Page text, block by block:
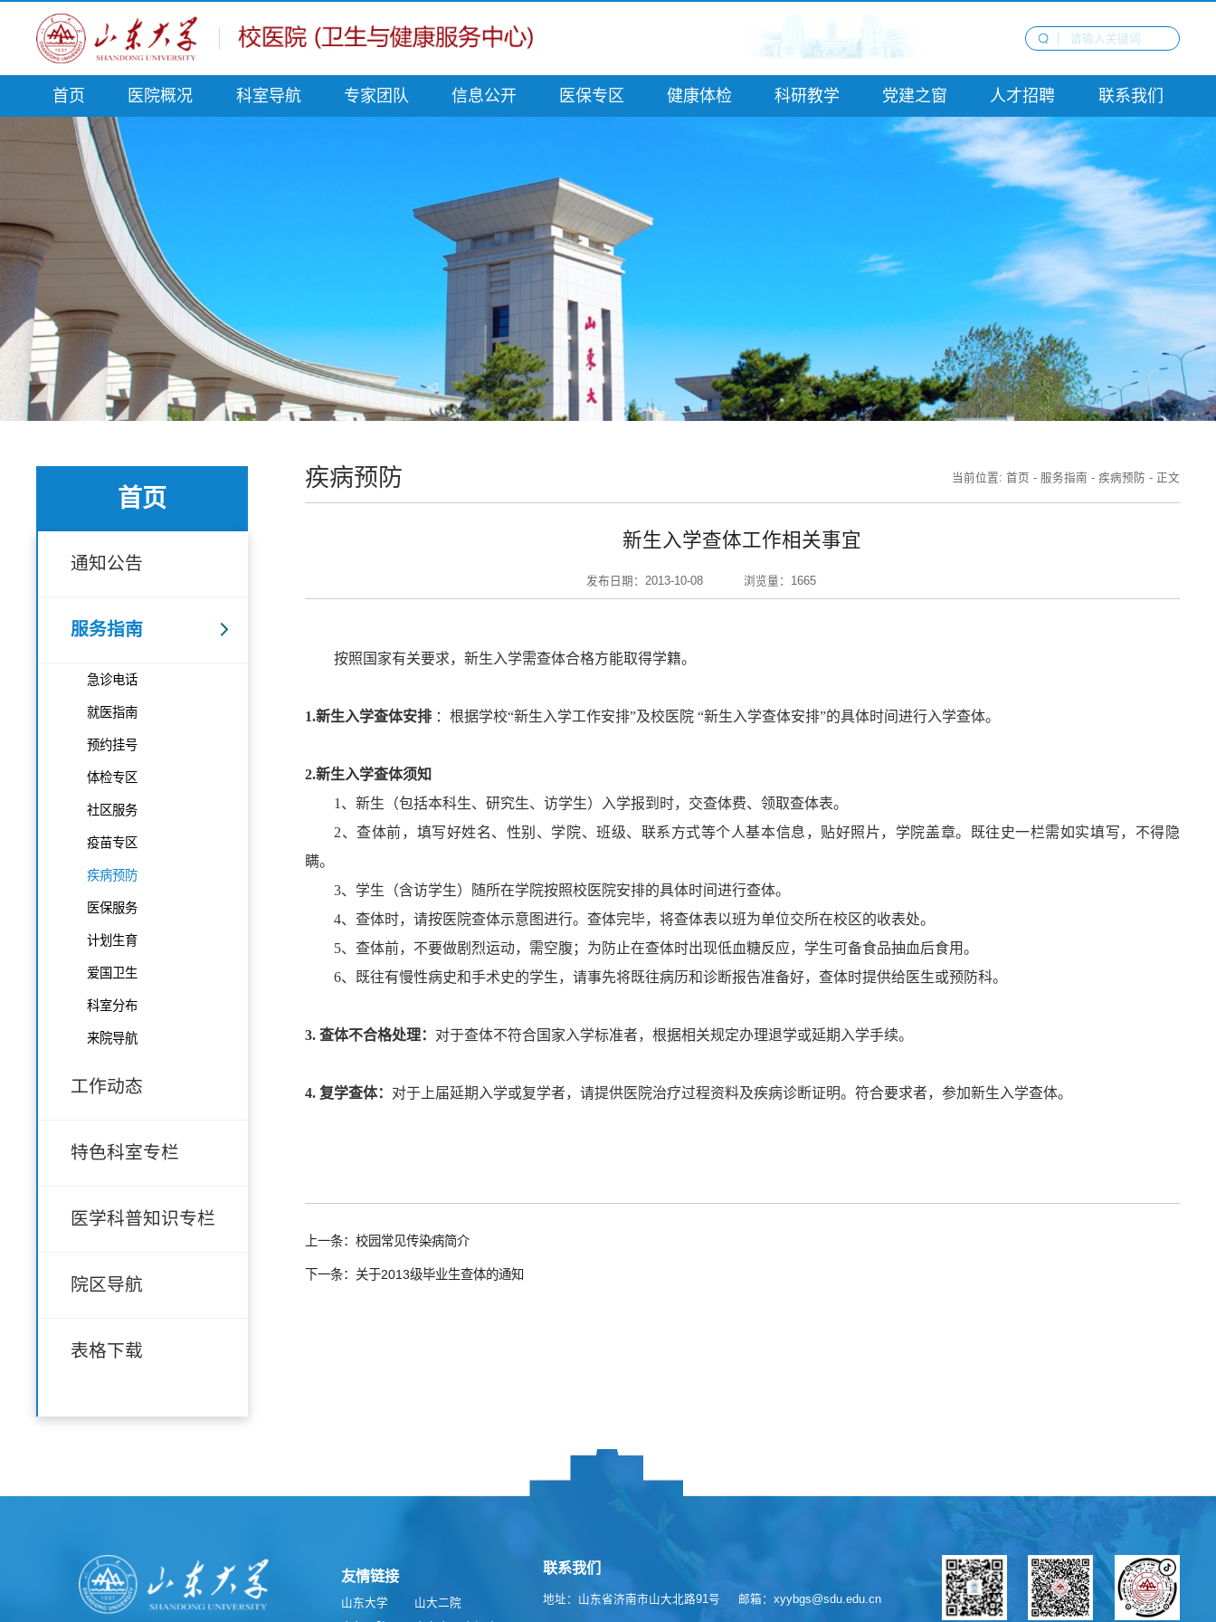
首页 医院概况 科室导航 专家团队 信息公开 医保专区 健康体检 科研教学 党建之窗 人才招聘 联系我们
首页
通知公告
服务指南
急诊电话
就医指南
预约挂号
体检专区
社区服务
疫苗专区
疾病预防
医保服务
计划生育
爱国卫生
科室分布
来院导航
工作动态
特色科室专栏
医学科普知识专栏
院区导航
表格下载
疾病预防 当前位置: 首页 - 服务指南 - 疾病预防 - 正文
新生入学查体工作相关事宜
发布日期：2013-10-08 浏览量： 1665
按照国家有关要求，新生入学需查体合格方能取得学籍。
1.新生入学查体安排 ：根据学校“新生入学工作安排”及校医院 “新生入学查体安排”的具体时间进行入学查体。
2.新生入学查体须知
1 、新生（包括本科生、研究生、访学生）入学报到时，交查体费、领取查体表。
2、查体前，填写好姓名、性别、学院、班级、联系方式等个人基本信息，贴好照片，学院盖章。既往史一栏需如实填写，不得隐
瞒。
3、学生（含访学生）随所在学院按照校医院安排的具体时间进行查体。
4、查体时，请按医院查体示意图进行。查体完毕，将查体表以班为单位交所在校区的收表处。
5、查体前，不要做剧烈运动，需空腹；为防止在查体时出现低血糖反应，学生可备食品抽血后食用。
6、既往有慢性病史和手术史的学生，请事先将既往病历和诊断报告准备好，查体时提供给医生或预防科。
3.查体不合格处理： 对于查体不符合国家入学标准者，根据相关规定办理退学或延期入学手续。
4.复学查体： 对于上届延期入学或复学者，请提供医院治疗过程资料及疾病诊断证明。符合要求者，参加新生入学查体。
上一条：校园常见传染病简介
下一条：关于2013级毕业生查体的通知
友情链接
山东大学
山大二院
联系我们
地址：山东省济南市山大北路91号 邮箱：xyybgs@sdu.edu.cn